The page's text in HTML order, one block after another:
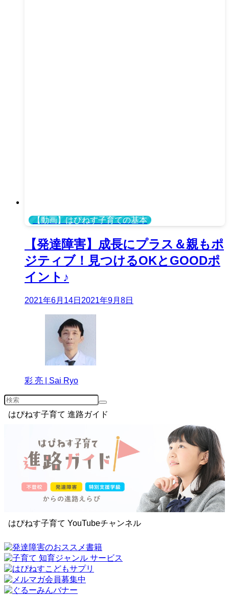
【動画】はぴねす子育ての基本
【発達障害】成長にプラス＆親もポ
ジティブ！見つけるOKとGOODポ
イント♪
2021年6月14日 2021年9月8日
彩 亮 | Sai Ryo
はぴねす子育て 進路ガイド
はぴねす子育て YouTubeチャンネル